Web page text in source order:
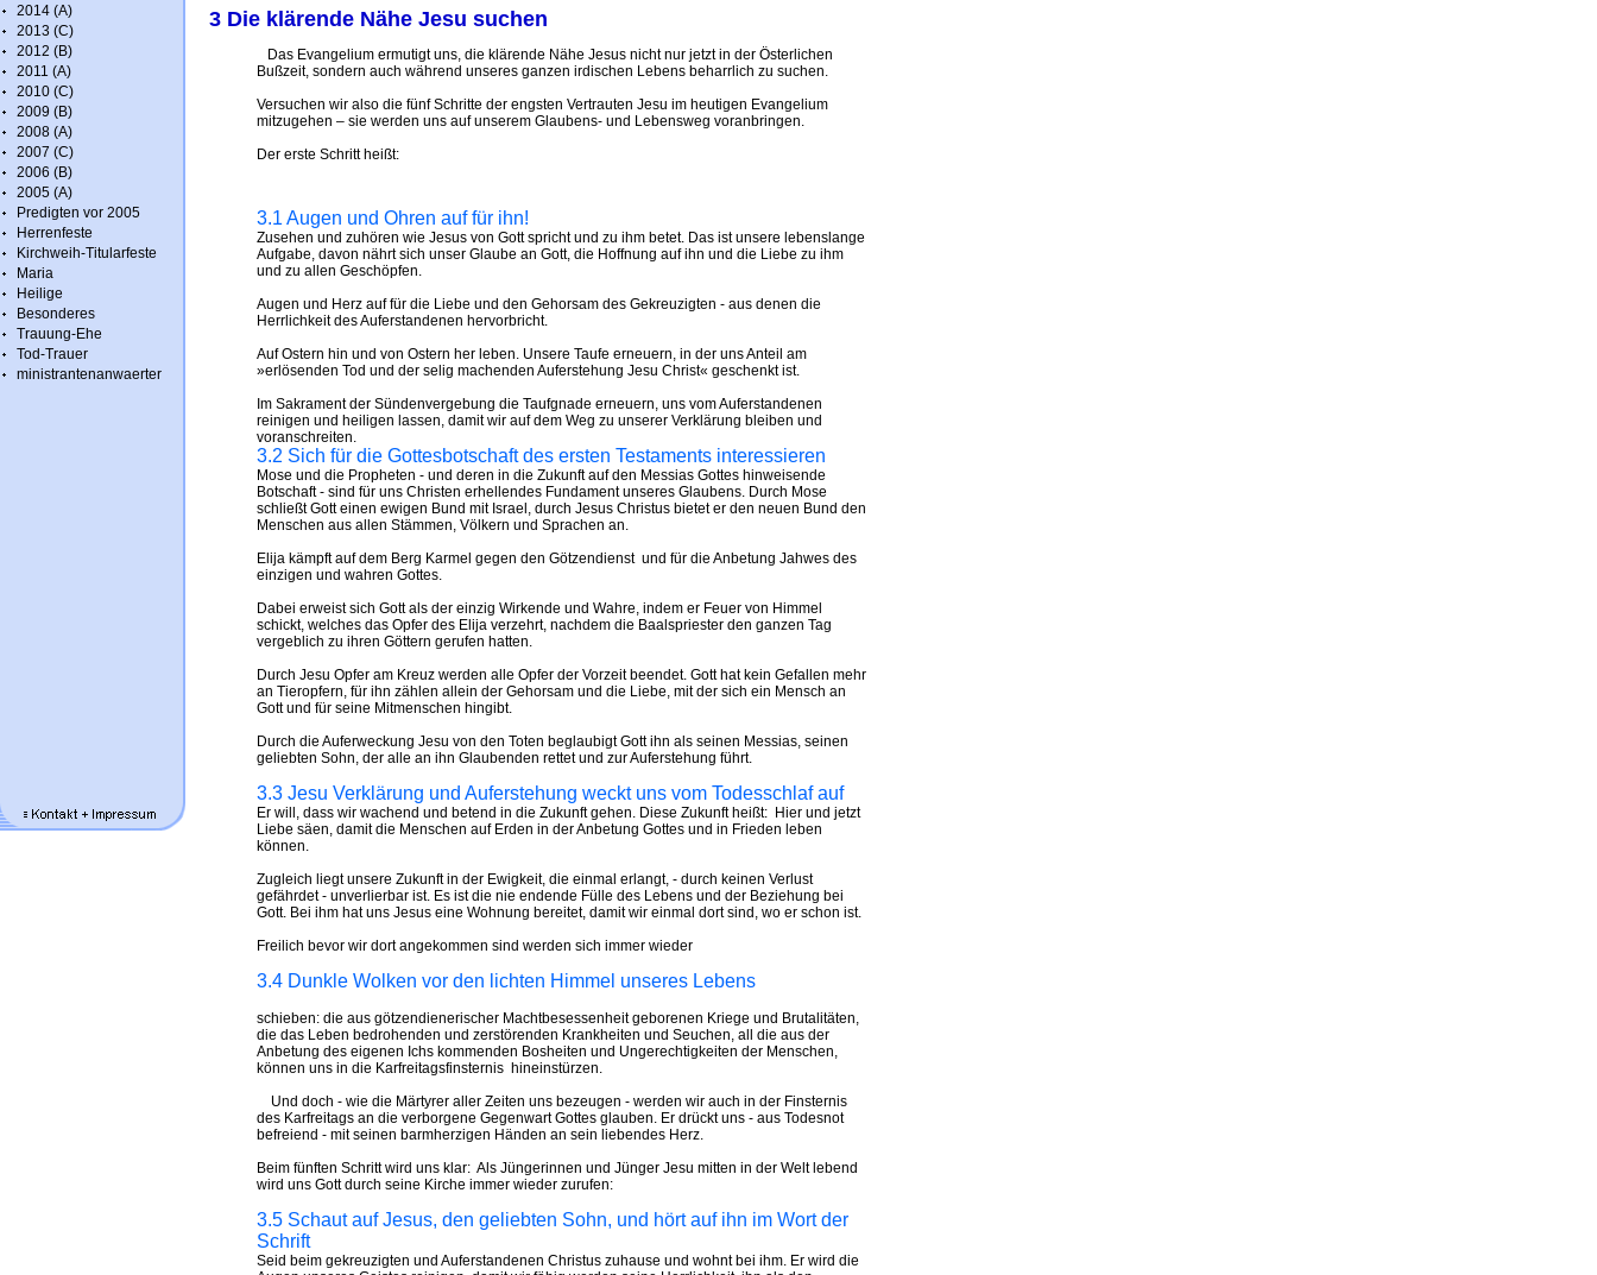
2014 (A)
2013 (C)
2012 (B)
2011 (A)
2010 (C)
2009 (B)
2008 (A)
2007 (C)
2006 (B)
2005 (A)
Predigten vor 2005
Herrenfeste
Kirchweih-Titularfeste
Maria
Heilige
Besonderes
Trauung-Ehe
Tod-Trauer
ministrantenanwaerter
3 Die klärende Nähe Jesu suchen
Das Evangelium ermutigt uns, die klärende Nähe Jesus nicht nur jetzt in der Österlichen
Bußzeit, sondern auch während unseres ganzen irdischen Lebens beharrlich zu suchen.
Versuchen wir also die fünf Schritte der engsten Vertrauten Jesu im heutigen Evangelium
mitzugehen – sie werden uns auf unserem Glaubens- und Lebensweg voranbringen.
Der erste Schritt heißt:
3.1 Augen und Ohren auf für ihn!
Zusehen und zuhören wie Jesus von Gott spricht und zu ihm betet. Das ist unsere lebenslange
Aufgabe, davon nährt sich unser Glaube an Gott, die Hoffnung auf ihn und die Liebe zu ihm
und zu allen Geschöpfen.
Augen und Herz auf für die Liebe und den Gehorsam des Gekreuzigten - aus denen die
Herrlichkeit des Auferstandenen hervorbricht.
Auf Ostern hin und von Ostern her leben. Unsere Taufe erneuern, in der uns Anteil am
»erlösenden Tod und der selig machenden Auferstehung Jesu Christ« geschenkt ist.
Im Sakrament der Sündenvergebung die Taufgnade erneuern, uns vom Auferstandenen
reinigen und heiligen lassen, damit wir auf dem Weg zu unserer Verklärung bleiben und
voranschreiten.
3.2 Sich für die Gottesbotschaft des ersten Testaments interessieren
Mose und die Propheten - und deren in die Zukunft auf den Messias Gottes hinweisende
Botschaft - sind für uns Christen erhellendes Fundament unseres Glaubens. Durch Mose
schließt Gott einen ewigen Bund mit Israel, durch Jesus Christus bietet er den neuen Bund den
Menschen aus allen Stämmen, Völkern und Sprachen an.
Elija kämpft auf dem Berg Karmel gegen den Götzendienst und für die Anbetung Jahwes des
einzigen und wahren Gottes.
Dabei erweist sich Gott als der einzig Wirkende und Wahre, indem er Feuer von Himmel
schickt, welches das Opfer des Elija verzehrt, nachdem die Baalspriester den ganzen Tag
vergeblich zu ihren Göttern gerufen hatten.
Durch Jesu Opfer am Kreuz werden alle Opfer der Vorzeit beendet. Gott hat kein Gefallen mehr
an Tieropfern, für ihn zählen allein der Gehorsam und die Liebe, mit der sich ein Mensch an
Gott und für seine Mitmenschen hingibt.
Durch die Auferweckung Jesu von den Toten beglaubigt Gott ihn als seinen Messias, seinen
geliebten Sohn, der alle an ihn Glaubenden rettet und zur Auferstehung führt.
3.3 Jesu Verklärung und Auferstehung weckt uns vom Todesschlaf auf
Er will, dass wir wachend und betend in die Zukunft gehen. Diese Zukunft heißt: Hier und jetzt
Liebe säen, damit die Menschen auf Erden in der Anbetung Gottes und in Frieden leben
können.
Zugleich liegt unsere Zukunft in der Ewigkeit, die einmal erlangt, - durch keinen Verlust
gefährdet - unverlierbar ist. Es ist die nie endende Fülle des Lebens und der Beziehung bei
Gott. Bei ihm hat uns Jesus eine Wohnung bereitet, damit wir einmal dort sind, wo er schon ist.
Freilich bevor wir dort angekommen sind werden sich immer wieder
3.4 Dunkle Wolken vor den lichten Himmel unseres Lebens
schieben: die aus götzendienerischer Machtbesessenheit geborenen Kriege und Brutalitäten,
die das Leben bedrohenden und zerstörenden Krankheiten und Seuchen, all die aus der
Anbetung des eigenen Ichs kommenden Bosheiten und Ungerechtigkeiten der Menschen,
können uns in die Karfreitagsfinsternis hineinstürzen.
Und doch - wie die Märtyrer aller Zeiten uns bezeugen - werden wir auch in der Finsternis
des Karfreitags an die verborgene Gegenwart Gottes glauben. Er drückt uns - aus Todesnot
befreiend - mit seinen barmherzigen Händen an sein liebendes Herz.
Beim fünften Schritt wird uns klar: Als Jüngerinnen und Jünger Jesu mitten in der Welt lebend
wird uns Gott durch seine Kirche immer wieder zurufen:
3.5 Schaut auf Jesus, den geliebten Sohn, und hört auf ihn im Wort der
Schrift
Seid beim gekreuzigten und Auferstandenen Christus zuhause und wohnt bei ihm. Er wird die